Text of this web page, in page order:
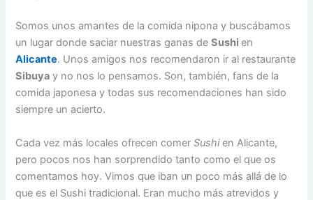
Somos unos amantes de la comida nipona y buscábamos
un lugar donde saciar nuestras ganas deSushien
Alicante. Unos amigos nos recomendaron ir al restaurante
Sibuya y no nos lo pensamos. Son, también, fans de la
comida japonesa y todas sus recomendaciones han sido
siempre un acierto.
Cada vez más locales ofrecen comerSushien Alicante,
pero pocos nos han sorprendido tanto como el que os
comentamos hoy. Vimos que iban un poco más allá de lo
que es el Sushi tradicional. Eran mucho más atrevidos y